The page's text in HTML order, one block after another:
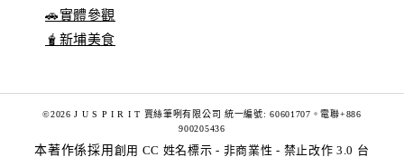
🚗實體參觀
🧋新埔美食
©2026 J U S P I R I T 賈絲筆咧有限公司 統一編號: 60601707。電聯+886
900205436
本著作係採用 創用 CC 姓名標示 - 非商業性 - 禁止改作 3.0 台